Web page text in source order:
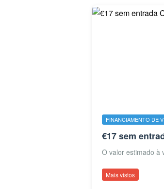
FINANCIAMENTO DE
€17 sem
O valor estimado à
Mais vistos